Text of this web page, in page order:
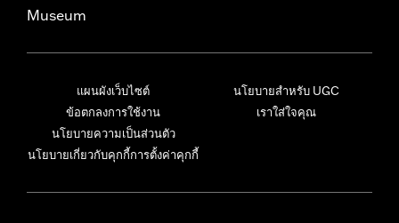
Museum
แผนผังเว็บไซต์
ข้อตกลงการใช้งาน
นโยบายความเป็นส่วนตัว
นโยบายเกี่ยวกับคุกกี้การตั้งค่าคุกกี้
นโยบายสำหรับ UGC
เราใส่ใจคุณ